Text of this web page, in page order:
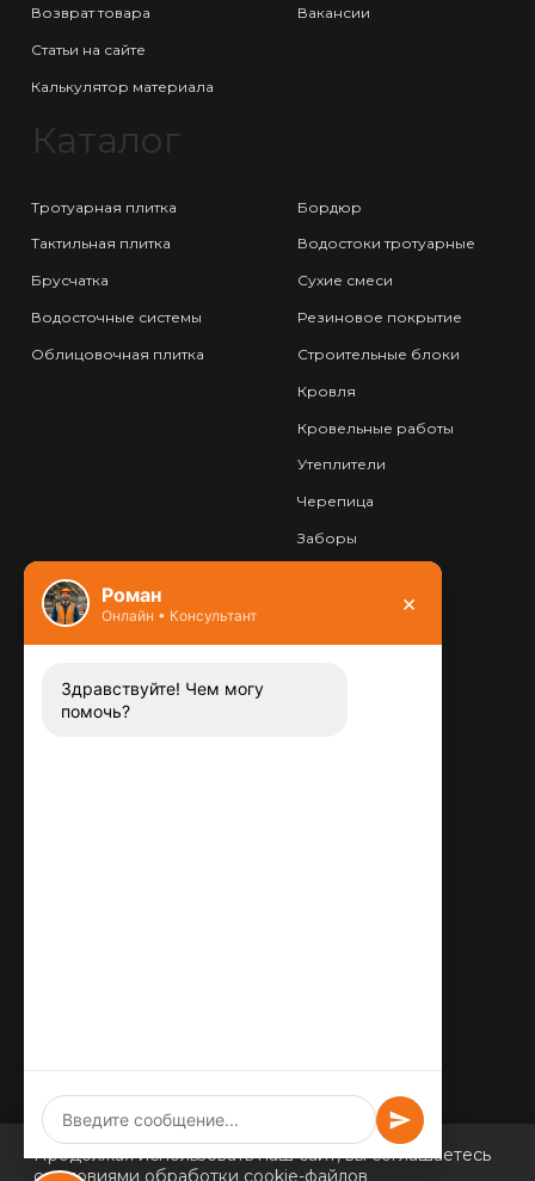
Возврат товара
Статьи на сайте
Калькулятор материала
Вакансии
Каталог
Тротуарная плитка
Тактильная плитка
Брусчатка
Водосточные системы
Облицовочная плитка
Бордюр
Водостоки тротуарные
Сухие смеси
Резиновое покрытие
Строительные блоки
Кровля
Кровельные работы
Утеплители
Черепица
Заборы
Контакты
Заказать звонок
Продолжая использовать наш сайт, вы соглашаетесь
с условиями обработки cookie-файлов
Роман
Онлайн • Консультант ×
Здравствуйте! Чем могу
помочь?